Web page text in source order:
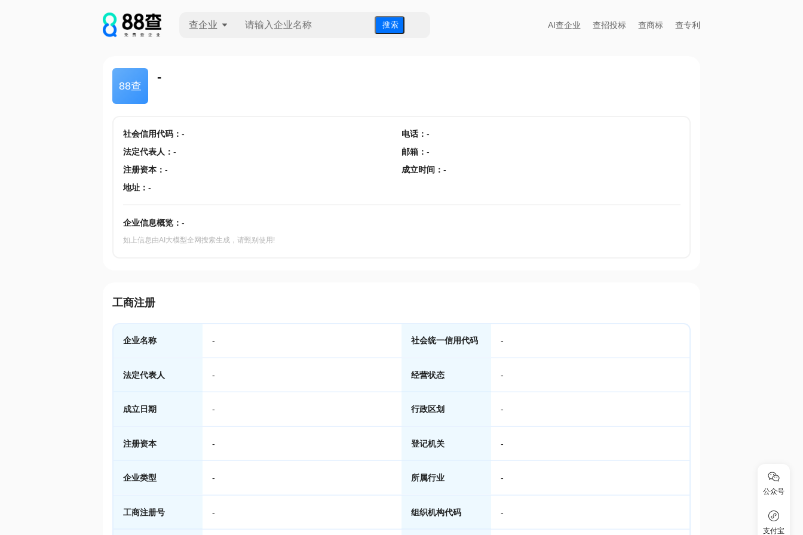
查企业 搜 索 AI查企业 查招投标 查商标 查专利
88查
-
社会信用代码： - 电话： -
法定代表人 ： - 邮箱 ： -
注册资本： - 成立时间 ： -
地址： -
企业信息概览： -
如上信息由AI大模型全网搜索生成，请甄别使用!
工商注册
企业名称 - 社会统一信用代码 -
法定代表人 - 经营状态 -
成立日期 - 行政区划 -
注册资本 - 登记机关 -
企业类型 - 所属行业 -
工商注册号 - 组织机构代码 -
公众号
支付宝